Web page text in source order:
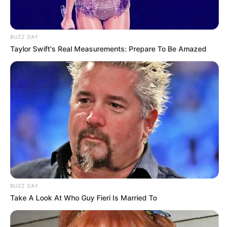
BUZZ DAY
Taylor Swift's Real Measurements: Prepare To Be Amazed
BUZZ DAY
Take A Look At Who Guy Fieri Is Married To